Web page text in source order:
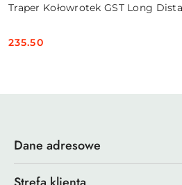
Traper Kołowrotek GST Long
Cena:
235.50
Dane adresowe